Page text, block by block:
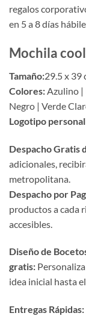
regalos
en 5 a 8 días
Mochila
Tamaño:29.5 x 39
Colores: Azulino |
Negro | Verde
Logotipo
Despacho Gratis
adicionales,
metropolitana.
Despacho por
productos a cada
accesibles.
Diseño de
gratis:
idea inicial hasta
Entregas Rápidas: